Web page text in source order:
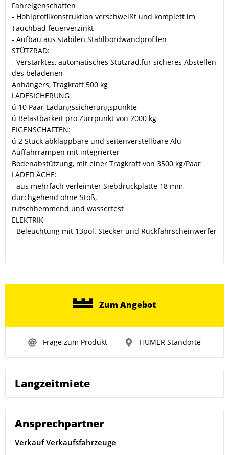
Fahreigenschaften
- Hohlprofilkonstruktion verschweißt und komplett im
Tauchbad feuerverzinkt
- Aufbau aus stabilen Stahlbordwandprofilen
STÜTZRAD:
- Verstärktes, automatisches Stützrad,für sicheres Abstellen
des beladenen
Anhängers, Tragkraft 500 kg
LADESICHERUNG
ú 10 Paar Ladungssicherungspunkte
ú Belastbarkeit pro Zurrpunkt von 2000 kg
EIGENSCHAFTEN:
ú 2 Stück abklappbare und seitenverstellbare Alu
Auffahrrampen mit integrierter
Bodenabstützung, mit einer Tragkraft von 3500 kg/Paar
LADEFLÄCHE:
- aus mehrfach verleimter Siebdruckplatte 18 mm,
durchgehend ohne Stoß,
rutschhemmend und wasserfest
ELEKTRIK
- Beleuchtung mit 13pol. Stecker und Rückfahrscheinwerfer
Zum Angebot
Frage zum Produkt HUMER Standorte
Langzeitmiete
Ansprechpartner
Verkauf Verkaufsfahrzeuge